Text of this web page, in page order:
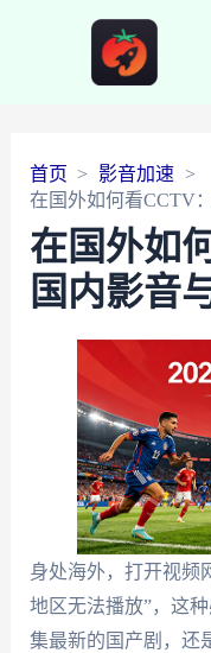
首页
影音加速
在国外如何看CCTV
在国外如
国内影音
身处海外，打开视频
地区无法播放”，这
集最新的国产剧，还